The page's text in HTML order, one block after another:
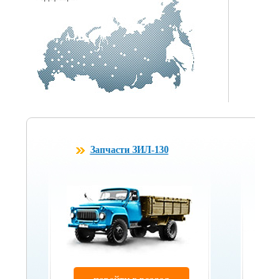
Запчасти ЗИЛ-130